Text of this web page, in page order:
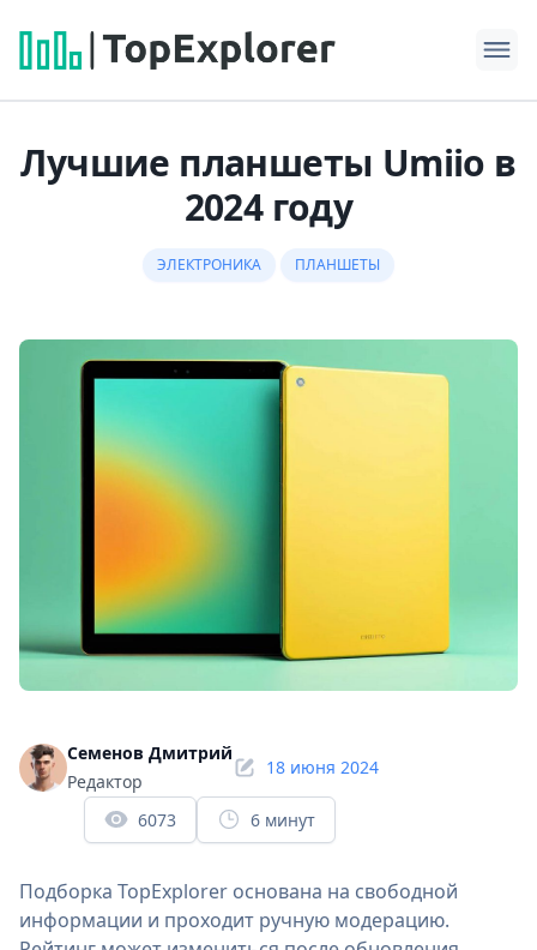
Лучшие планшеты Umiio в
2024 году
ЭЛЕКТРОНИКА ПЛАНШЕТЫ
Семенов Дмитрий
Редактор
18 июня 2024
6073 6 минут
Подборка TopExplorer основана на свободной
информации и проходит ручную модерацию.